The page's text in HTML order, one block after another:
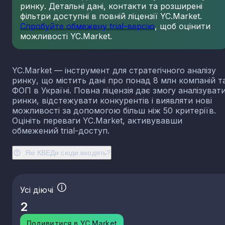
Які КВЕДи сюди входять?
ринку. Детальні дані, контакти та розширені
фільтри доступні в повній ліцензії YC.Market.
Спробуйте обмежену trial-версію, щоб оцінити
можливості YC.Market.
YC.Market — інструмент для стратегічного аналізу
ринку, що містить дані про понад 8 млн компаній
ФОП в Україні. Повна ліцензія дає змогу
ринки, відстежувати конкурентів і виявляти нові
можливості за допомогою більш ніж 50 критеріїв.
Оцініть переваги YC.Market, активувавши
обмежений trial-доступ.
Усі діючі
2
Подивитися в YC.Market
23.13 Виробництво порожнистого скла
23.14 Виробництво скловолокна
23.19 Виробництво й оброблення інших скляних
23.31 Виробництво керамічних плиток і плит
23.32 Виробництво цегли, черепиці та інших
виробів із випаленої глини
23.41
Виробництво господарських і декоративних
керамічних виробів
23.42
Виробництво керамічних санітарно-технічних
23.43 Виробництво керамічних електроізоляторів та
ізоляційної арматури
призначення
23.49 Виробництво інших керамічних виробів
23.52 Виробництво вапна та гіпсових сумішей